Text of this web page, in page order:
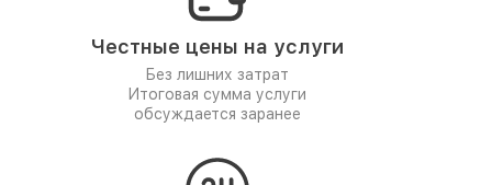
Честные цены на услуги
Без лишних затрат
Итоговая сумма услуги
обсуждается заранее